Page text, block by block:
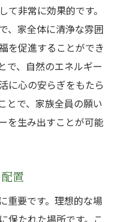
非常に効果的です。
、家全体に清浄な雰囲
を促進することができ
で、自然のエネルギー
に心の安らぎをもたら
とで、家族全員の願い
を生み出すことが可能
置
重要です。理想的な場
保たれた場所です。こ